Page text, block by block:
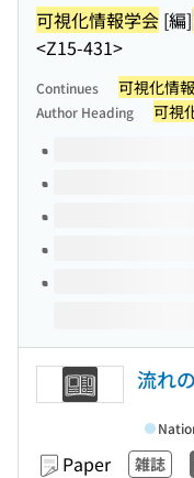
可視化情報学会 [編]
<Z15-431>
Continues 可視化情
Author Heading 可視
Volumes of this title
流れ
Paper 雑誌